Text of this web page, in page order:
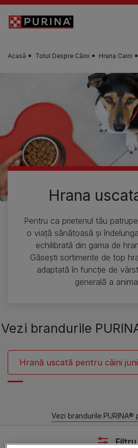
Skip to main content
Acasă Totul Despre Câini Hrana Caini
Hrana
Pentru ca prietenul tău
o viață sănătoasă și
echilibrată din gama de
Găsești sortimente de top
adaptată în funcție de
generală a
Vezi brandurile
Hrană uscată pentru câini
Vezi brandurile PURINA®
Filtru